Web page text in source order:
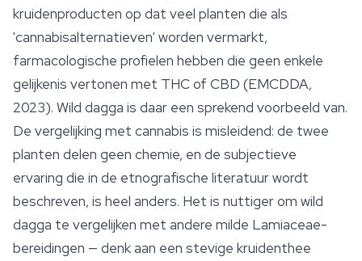
kruidenproducten op dat veel planten die als
'cannabisalternatieven' worden vermarkt,
farmacologische profielen hebben die geen enkele
gelijkenis vertonen met THC of CBD (EMCDDA,
2023). Wild dagga is daar een sprekend voorbeeld van.
De vergelijking met cannabis is misleidend: de twee
planten delen geen chemie, en de subjectieve
ervaring die in de etnografische literatuur wordt
beschreven, is heel anders. Het is nuttiger om wild
dagga te vergelijken met andere milde Lamiaceae-
bereidingen — denk aan een stevige kruidenthee